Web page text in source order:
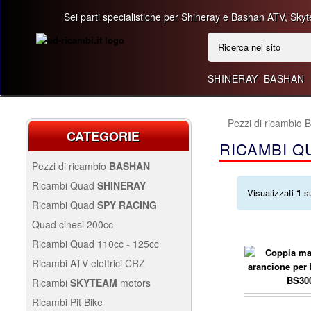
Sei parti specialistiche per Shineray e Bashan ATV,
SHINERAY BASHAN
CATEGORIE
Pezzi di ricambio BASHAN
Ricambi Quad SHINERAY
250CC STIXE ST9E
Ricambi Quad SPY RACING
Quad cinesi 200cc
200CC
Ricambi Quad 110cc - 125cc
125CC
Ricambi ATV elettrici CRZ
CRZ
Ricambi SKYTEAM motors
Ricambi Pit Bike
Pezzi di ricambio
RICAMBI
Visualizzati 1